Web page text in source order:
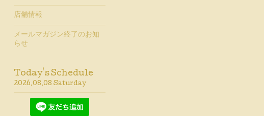
店舗情報
メールマガジン終了のお知
らせ
Today's Schedule
2026.08.08 Saturday